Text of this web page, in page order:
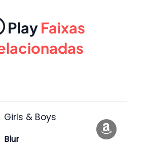
PlayFaixas
Girls & Boys
Blur